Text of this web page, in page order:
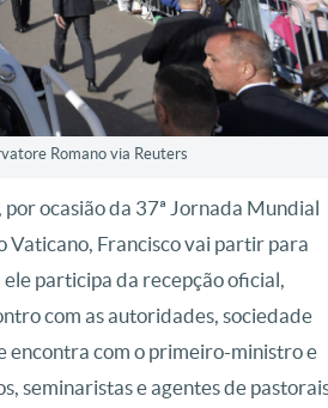
Romano via Reuters
ocasião da 37ª Jornada Mundial
Vaticano, Francisco vai partir para
participa da recepção oficial,
com as autoridades, sociedade
encontra com o primeiro-ministro e
seminaristas e agentes de